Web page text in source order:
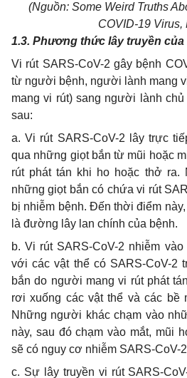
(Nguồn: Some Weird Truths
COVID-19 Virus,
1.3. Phương thức lây truyền của
Vi rút SARS-CoV-2 gây bệnh
từ người bệnh, người lành mang
mang vi rút) sang người lành
sau:
a. Vi rút SARS-CoV-2 lây trực
qua những giọt bắn từ mũi hoặc
rút phát tán khi ho hoặc thở ra.
những giọt bắn có chứa vi rút
bị nhiễm bệnh. Đến thời điểm
là đường lây lan chính của bệnh.
b. Vi rút SARS-CoV-2 nhiễm
với các vật thể có SARS-CoV-2
bắn do người mang vi rút phát
rơi xuống các vật thể và các bề
Những người khác chạm vào
này, sau đó chạm vào mắt, mũi
sẽ có nguy cơ nhiễm SARS-CoV-
c. Sự lây truyền vi rút SARS-